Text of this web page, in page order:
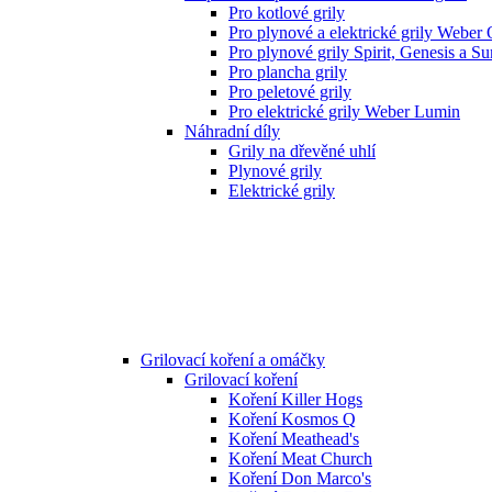
Pro kotlové grily
Pro plynové a elektrické grily Weber
Pro plynové grily Spirit, Genesis a
Pro plancha grily
Pro peletové grily
Pro elektrické grily Weber Lumin
Náhradní díly
Grily na dřevěné uhlí
Plynové grily
Elektrické grily
Grilovací koření a omáčky
Grilovací koření
Koření Killer Hogs
Koření Kosmos Q
Koření Meathead's
Koření Meat Church
Koření Don Marco's